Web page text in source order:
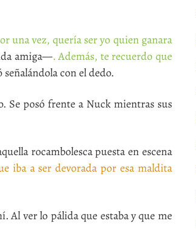
una vez, quería ser yo quien ganara
amiga—. Además, te recuerdo que
con el dedo.
Se posó frente a Nuck mientras sus
rocambolesca puesta en escena
iba a ser devorada por esa maldita
ver lo pálida que estaba y que me